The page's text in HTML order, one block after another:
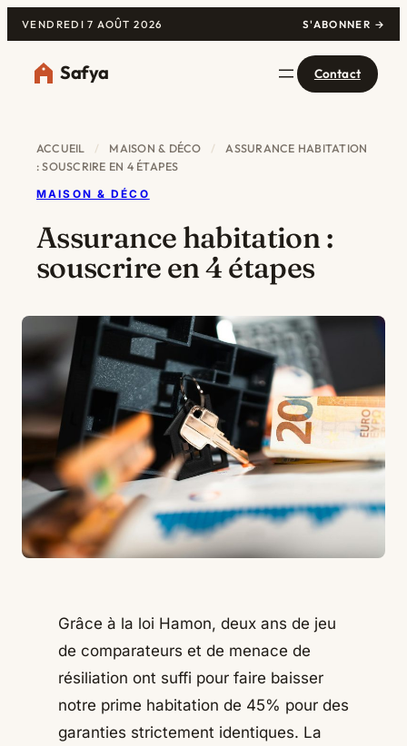
VENDREDI 7 AOÛT 2026 S'ABONNER →
Safya Contact
ACCUEIL / MAISON & DÉCO /
ASSURANCE HABITATION
: SOUSCRIRE EN 4 ÉTAPES
MAISON & DÉCO
Assurance habitation :
souscrire en 4 étapes
Grâce à la loi Hamon, deux ans de jeu
de comparateurs et de menace de
résiliation ont suffi pour faire baisser
notre prime habitation de 45% pour des
garanties strictement identiques. La